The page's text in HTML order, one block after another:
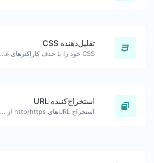
تقلیل‌دهنده CSS
CSS خود را با حذف کاراکترهای غیر ضروری کوچک کنید.
استخراج‌کننده URL
استخراج URL‌های http/https از هر نوع محتوای متنی.